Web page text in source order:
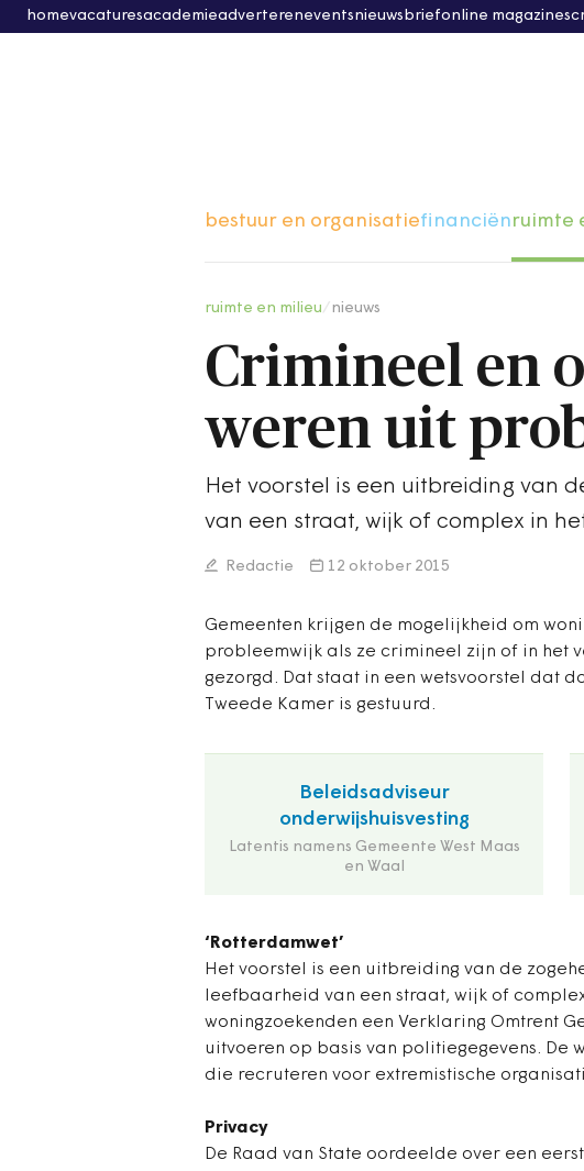
homevacaturesacademieadvertereneventsnieuwsbriefonline magazine
bestuur en organisatiefinanciënruimte
ruimte en milieu nieuws
Crimineel en
weren uit
Het voorstel is een uitbreiding van
van een straat, wijk of complex in
Redactie 12 oktober 2015
Gemeenten krijgen de mogelijkheid om
probleemwijk als ze crimineel zijn of in het
gezorgd. Dat staat in een wetsvoorstel dat
Tweede Kamer is gestuurd.
Beleidsadviseur
onderwijshuisvesting
Latentis namens Gemeente West Maas
en Waal
‘Rotterdamwet’
Het voorstel is een uitbreiding van de
leefbaarheid van een straat, wijk of
woningzoekenden een Verklaring Omtrent
uitvoeren op basis van politiegegevens. De
die recruteren voor extremistische
Privacy
De Raad van State oordeelde over een